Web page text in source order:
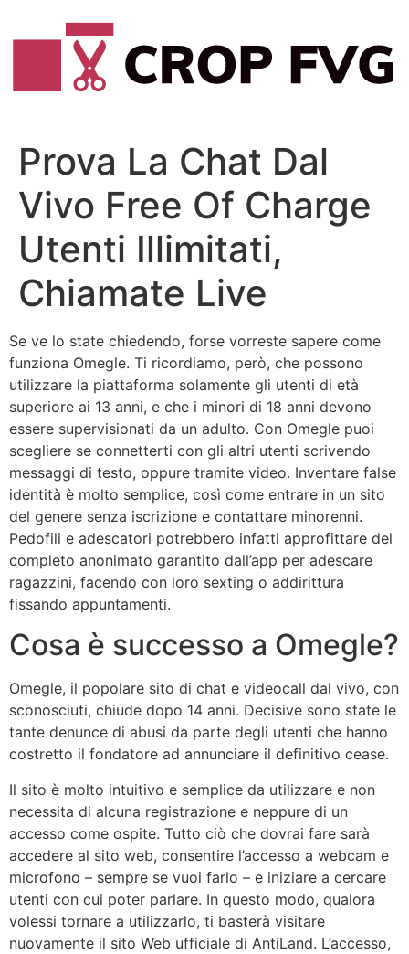
Prova La Chat Dal
Vivo Free Of Charge
Utenti Illimitati,
Chiamate Live
Se ve lo state chiedendo, forse vorreste sapere come
funziona Omegle. Ti ricordiamo, però, che possono
utilizzare la piattaforma solamente gli utenti di età
superiore ai 13 anni, e che i minori di 18 anni devono
essere supervisionati da un adulto. Con Omegle puoi
scegliere se connetterti con gli altri utenti scrivendo
messaggi di testo, oppure tramite video. Inventare false
identità è molto semplice, così come entrare in un sito
del genere senza iscrizione e contattare minorenni.
Pedofili e adescatori potrebbero infatti approfittare del
completo anonimato garantito dall’app per adescare
ragazzini, facendo con loro sexting o addirittura
fissando appuntamenti.
Cosa è successo a Omegle?
Omegle, il popolare sito di chat e videocall dal vivo, con
sconosciuti, chiude dopo 14 anni. Decisive sono state le
tante denunce di abusi da parte degli utenti che hanno
costretto il fondatore ad annunciare il definitivo cease.
Il sito è molto intuitivo e semplice da utilizzare e non
necessita di alcuna registrazione e neppure di un
accesso come ospite. Tutto ciò che dovrai fare sarà
accedere al sito web, consentire l’accesso a webcam e
microfono – sempre se vuoi farlo – e iniziare a cercare
utenti con cui poter parlare. In questo modo, qualora
volessi tornare a utilizzarlo, ti basterà visitare
nuovamente il sito Web ufficiale di AntiLand. L’accesso,